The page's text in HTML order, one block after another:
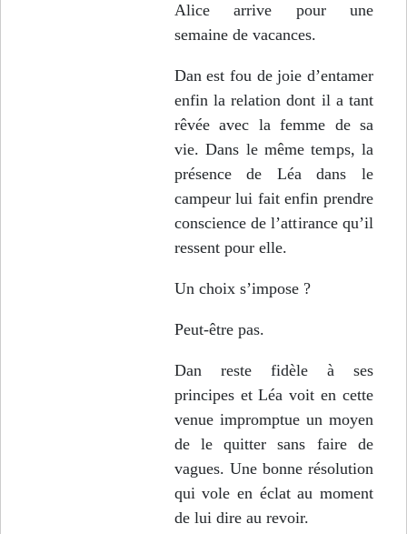
Alice arrive pour une
semaine de vacances.
Dan est fou de joie d’entamer
enfin la relation dont il a tant
rêvée avec la femme de sa
vie. Dans le même temps, la
présence de Léa dans le
campeur lui fait enfin prendre
conscience de l’attirance qu’il
ressent pour elle.
Un choix s’impose ?
Peut-être pas.
Dan reste fidèle à ses
principes et Léa voit en cette
venue impromptue un moyen
de le quitter sans faire de
vagues. Une bonne résolution
qui vole en éclat au moment
de lui dire au revoir.